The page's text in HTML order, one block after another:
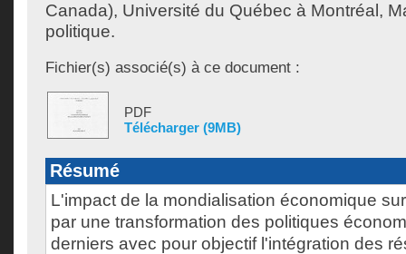
Canada), Université du Québec à Montréal,
politique.
Fichier(s) associé(s) à ce document :
PDF
Télécharger (9MB)
Résumé
L'impact de la mondialisation économique
par une transformation des politiques
derniers avec pour objectif l'intégration des